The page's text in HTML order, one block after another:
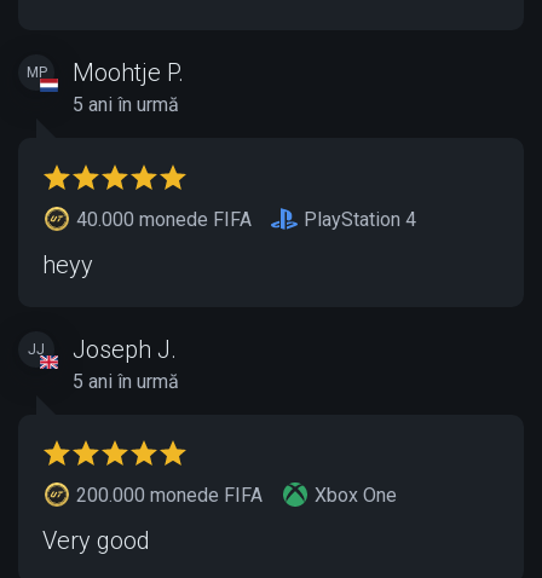
MP Moohtje P.
5 ani în urmă
40.000 monede FIFA PlayStation 4
heyy
JJ Joseph J.
5 ani în urmă
200.000 monede FIFA Xbox One
Very good